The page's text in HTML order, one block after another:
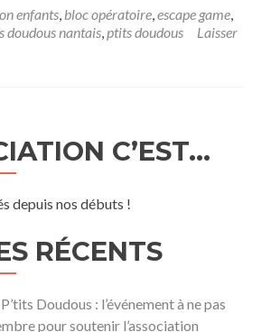
plus
surEscape
Game
ne
le
décembre
pour
l’association
enfants, bloc opératoire,escape game,
doudous nantais,ptits doudous
Laisser
C’EST…
depuis nos débuts !
RÉCENTS
Doudous : l’événement à ne pas
pour soutenir l’association